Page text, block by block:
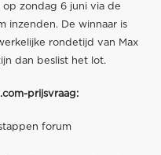
zondag 6 juni via de
inzenden. De winnaar is
rondetijd van Max
dan beslist het lot.
prijsvraag:
forum